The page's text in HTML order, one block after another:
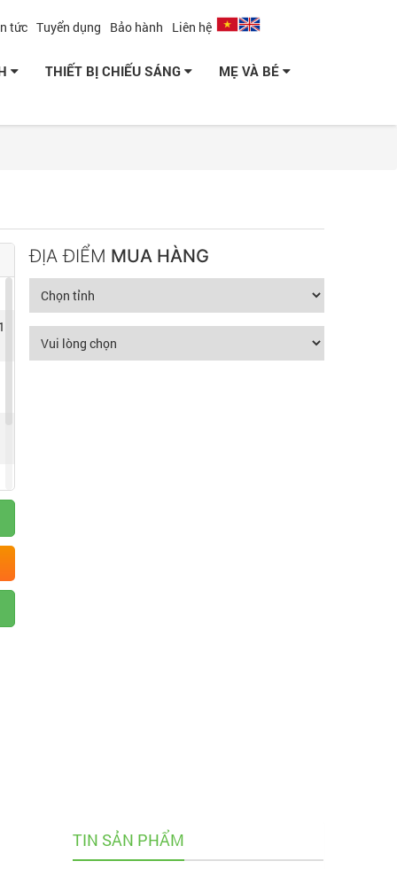
tức Tuyển dụng Bảo hành Liên hệ
THIẾT BỊ CHIẾU SÁNG
MẸ VÀ BÉ
ĐỊA ĐIỂM MUA HÀNG
TIN SẢN PHẨM